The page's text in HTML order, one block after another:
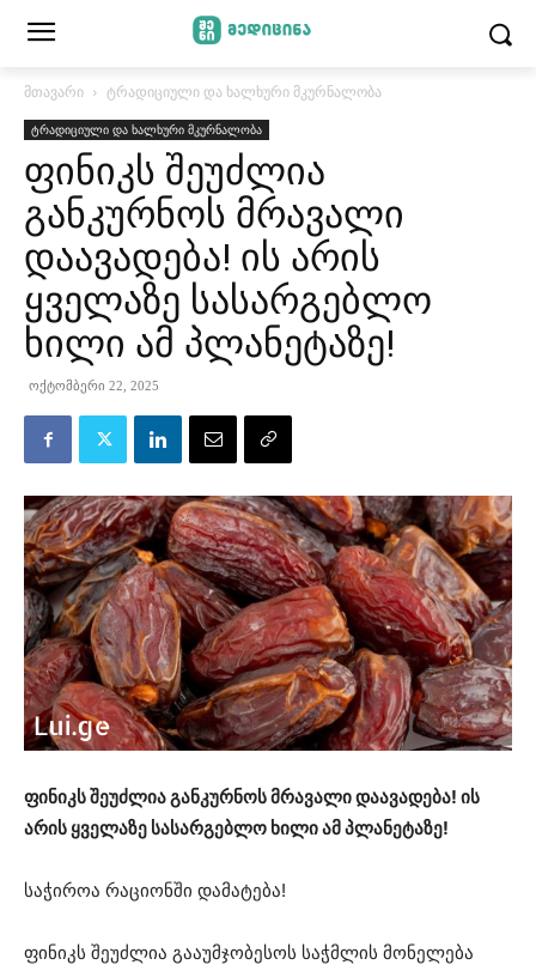
მთავარი ტრადიციული და ხალხური მკურნალობა
ტრადიციული და ხალხური მკურნალობა
ფინიკს შეუძლია
განკურნოს მრავალი
დაავადება! ის არის
ყველაზე სასარგებლო
ხილი ამ პლანეტაზე!
ოქტომბერი 22, 2025
ფინიკს შეუძლია განკურნოს მრავალი დაავადება! ის
არის ყველაზე სასარგებლო ხილი ამ პლანეტაზე!
საჭიროა რაციონში დამატება!
ფინიკს შეუძლია გააუმჯობესოს საჭმლის მონელება